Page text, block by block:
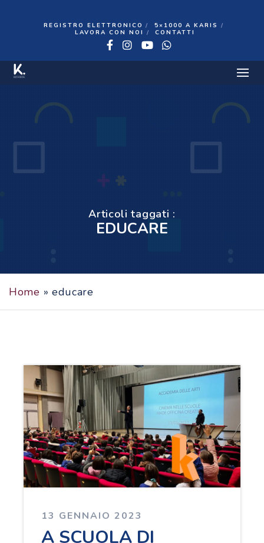
REGISTRO ELETTRONICO
5×1000 A KARIS
LAVORA CON NOI
CONTATTI
Facebook
Instagram
YouTube
WhatsApp
Articoli taggati :
EDUCARE
Home » educare
13 GENNAIO 2023
A SCUOLA DI